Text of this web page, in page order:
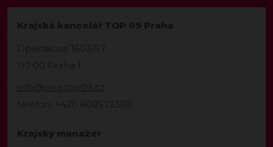
Krajská kancelář TOP 09 Praha
Opletalova 1603/57
110 00 Praha 1
info@pha.top09.cz
telefon: +420 608572369
Krajský manažer